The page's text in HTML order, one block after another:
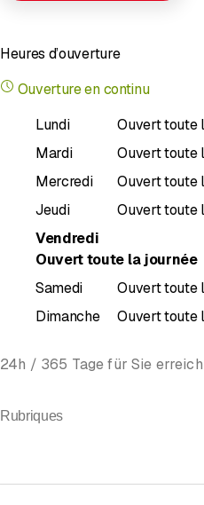
Heures d’ouverture
Ouverture en continu
Lundi
Ouvert toute
Mardi
Ouvert toute
Mercredi
Ouvert toute
Jeudi
Ouvert toute
Vendredi
Ouvert toute la journée
Samedi
Ouvert toute
Dimanche
Ouvert toute
24h / 365 Tage für Sie
Rubriques